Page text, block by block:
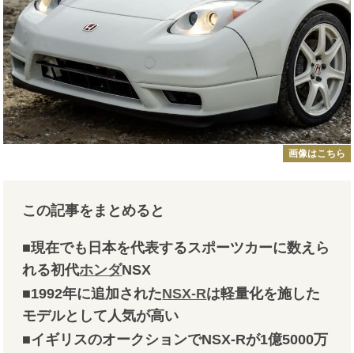
画像はこちら
この記事をまとめると
■現在でも日本を代表するスポーツカーに数えら
れる初代ホンダNSX
■1992年に追加されたNSX-Rは軽量化を施した
モデルとして人気が高い
■イギリスのオークションでNSX-Rが1億5000万